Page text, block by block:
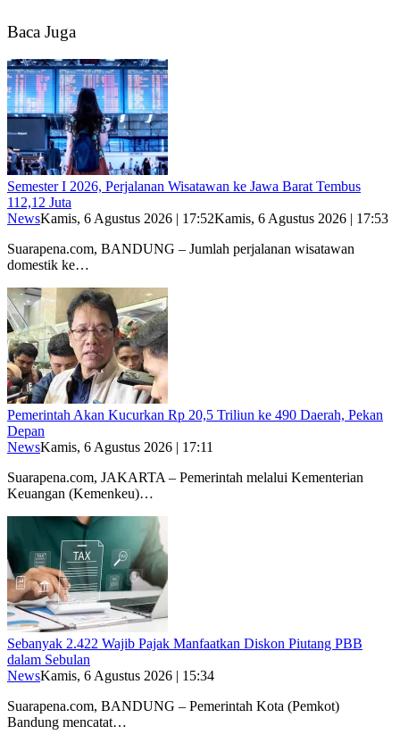
Baca Juga
Semester I 2026, Perjalanan Wisatawan ke Jawa Barat Tembus
112,12 Juta
NewsKamis, 6 Agustus 2026 | 17:52Kamis, 6 Agustus 2026 | 17:53
Suarapena.com, BANDUNG – Jumlah perjalanan wisatawan
domestik ke…
Pemerintah Akan Kucurkan Rp 20,5 Triliun ke 490 Daerah, Pekan
Depan
NewsKamis, 6 Agustus 2026 | 17:11
Suarapena.com, JAKARTA – Pemerintah melalui Kementerian
Keuangan (Kemenkeu)…
Sebanyak 2.422 Wajib Pajak Manfaatkan Diskon Piutang PBB
dalam Sebulan
NewsKamis, 6 Agustus 2026 | 15:34
Suarapena.com, BANDUNG – Pemerintah Kota (Pemkot)
Bandung mencatat…